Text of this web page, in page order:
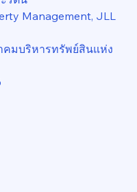
Management, JLL
คมบริหารทรัพย์สินแห่ง